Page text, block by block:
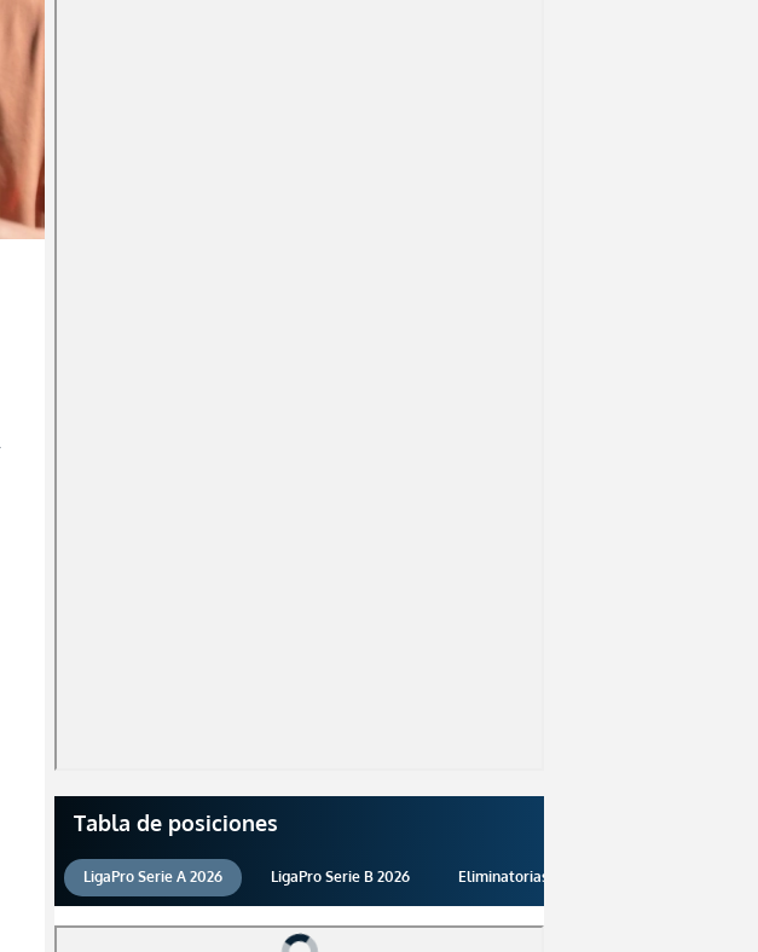
Tabla de posiciones
LigaPro Serie A 2026 LigaPro Serie B 2026 Eliminatorias 2026